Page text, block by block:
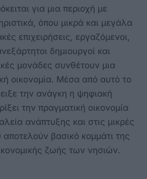
για μια περιοχή με
όπου μικρά και μεγάλα
επιχειρήσεις, εργαζόμενοι,
δημιουργοί και
μονάδες συνθέτουν μια
οικονομία. Μέσα από αυτό το
την ανάγκη η ψηφιακή
την πραγματική οικονομία
ανάπτυξης και στις μικρές
αποτελούν βασικό κομμάτι της
ζωής των νησιών.